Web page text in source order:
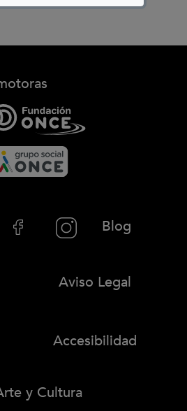
Blog
Aviso Legal
Accesibilidad
y Cultura